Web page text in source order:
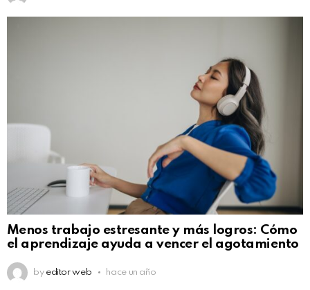
Menos trabajo estresante y más logros: Cómo
el aprendizaje ayuda a vencer el agotamiento
by editor web hace un año